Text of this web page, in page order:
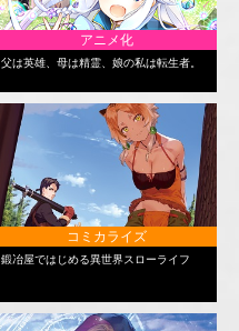
アニメ化
父は英雄、母は精霊、娘の私は転生者。
コミカライズ
鍛冶屋ではじめる異世界スローライフ